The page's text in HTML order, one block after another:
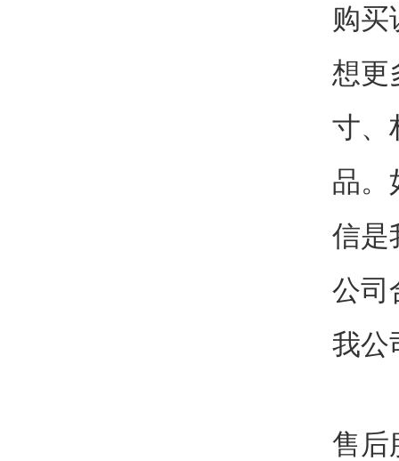
购买
想更
寸、
品。
信是
公司
我公
售后